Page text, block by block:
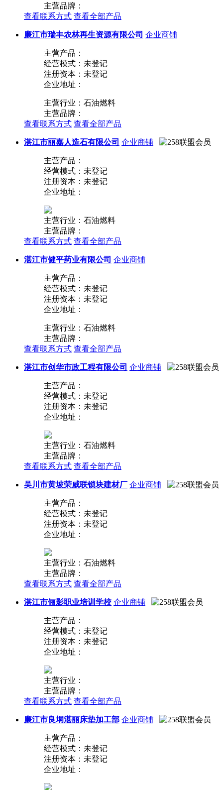
主营品牌：
查看联系方式 查看全部产品
廉江市瑞丰农林再生资源有限公司 企业商铺
主营产品：
经营模式：未登记
注册资本：未登记
企业地址：
主营行业：石油燃料
主营品牌：
查看联系方式 查看全部产品
湛江市丽嘉人造石有限公司 企业商铺
主营产品：
经营模式：未登记
注册资本：未登记
企业地址：
主营行业：石油燃料
主营品牌：
查看联系方式 查看全部产品
湛江市健平药业有限公司 企业商铺
主营产品：
经营模式：未登记
注册资本：未登记
企业地址：
主营行业：石油燃料
主营品牌：
查看联系方式 查看全部产品
湛江市创华市政工程有限公司 企业商铺
主营产品：
经营模式：未登记
注册资本：未登记
企业地址：
主营行业：石油燃料
主营品牌：
查看联系方式 查看全部产品
吴川市黄坡荣威联锁块建材厂 企业商铺
主营产品：
经营模式：未登记
注册资本：未登记
企业地址：
主营行业：石油燃料
主营品牌：
查看联系方式 查看全部产品
湛江市俪影职业培训学校 企业商铺
主营产品：
经营模式：未登记
注册资本：未登记
企业地址：
主营行业：
主营品牌：
查看联系方式 查看全部产品
廉江市良垌湛丽床垫加工部 企业商铺
主营产品：
经营模式：未登记
注册资本：未登记
企业地址：